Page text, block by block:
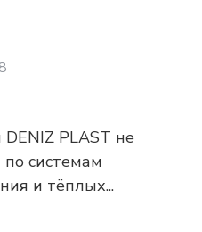
PLAST не
системам
и тёплых...